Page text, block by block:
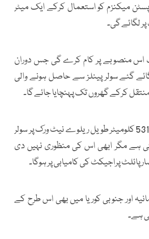
میکنزم کو استعمال کرکے ایک میٹر
لگائے گی۔
3 سال تک اس منصوبے پر کام کرے گی جس دوران
گئے سولر پینلز سے حاصل ہونے والی
کرکے گھروں تک پہنچایا جائے گا۔
کمپنی سوئٹزر لینڈ 5317 کلومیٹر طویل ریلوے نیٹ ورک پر سولر
ہے مگر ابھی اس کی منظوری نہیں دی
پائلٹ پراجیکٹ کی کامیابی پر ہوگا۔
اور جنوبی کوریا میں بھی اس طرح کے
ہے۔